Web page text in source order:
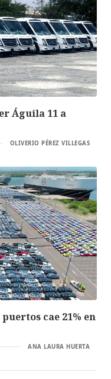
Águila 11 a
OLIVERIO PÉREZ VILLEGAS
cae 21% en
ANA LAURA HUERTA